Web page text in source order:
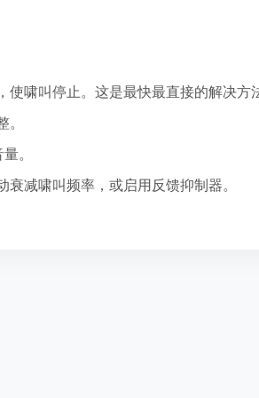
使啸叫停止。这是最快最直接的解决方
。
。
衰减啸叫频率，或启用反馈抑制器。